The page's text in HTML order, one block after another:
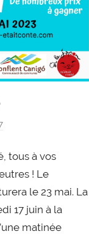
tous à vos
! Le
le 23 mai. La
17 juin à la
matinée